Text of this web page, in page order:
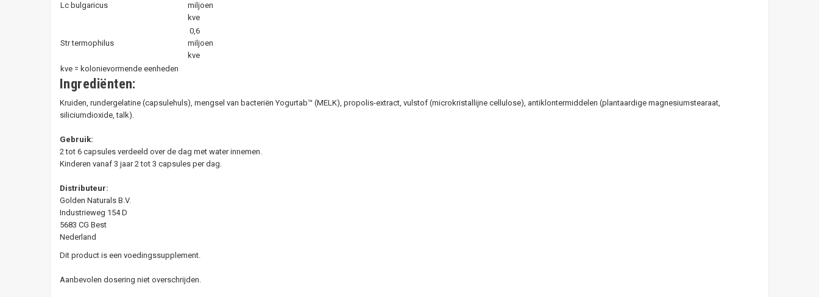
Lc bulgaricus
miljoen
kve
Str termophilus
0,6
miljoen
kve
kve = kolonievormende eenheden
Ingrediënten:
Kruiden, rundergelatine (capsulehuls), mengsel van bacteriën Yogurtab™ (MELK), propolis-extract, vulstof (microkristallijne cellulose), antiklontermiddelen (plantaardige magnesiumstearaat,
siliciumdioxide, talk).
Gebruik:
2 tot 6 capsules verdeeld over de dag met water innemen.
Kinderen vanaf 3 jaar 2 tot 3 capsules per dag.
Distributeur:
Golden Naturals B.V.
Industrieweg 154 D
5683 CG Best
Nederland
Dit product is een voedingssupplement.
Aanbevolen dosering niet overschrijden.